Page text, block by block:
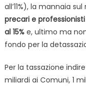
all’11%), la mannaia
precari e
al 15%e, ultimo ma
fondo per la
Per la tassazione
miliardi ai Comuni, 1